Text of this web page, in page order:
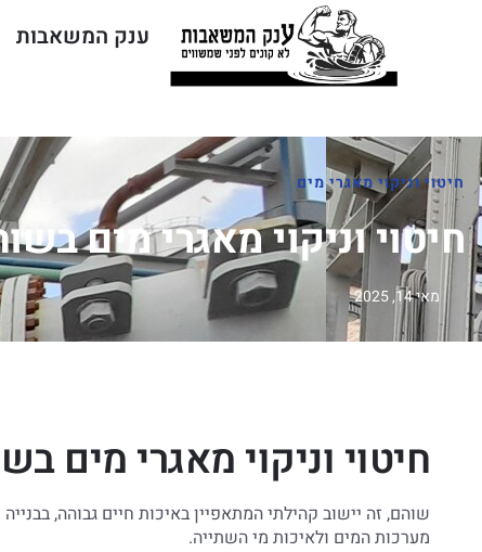
ענק המשאבות
חיטוי וניקוי מאגרי מים
חיטוי וניקוי מאגרי מים
מאי 14, 2025
חיטוי וניקוי מאגרי מים
שוהם, זה יישוב קהילתי המתאפיין באיכות חיים גבוהה,
מערכות המים ולאיכות מי השתייה.